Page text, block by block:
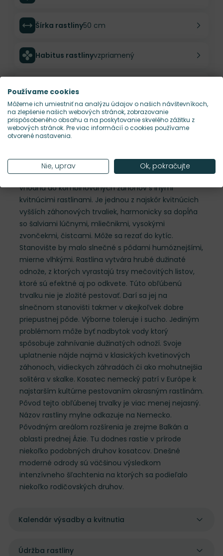
Šírka rastliny50 cm
Habitus rastlinyvzpriamený
Nároky na slnkoS
Popis
Iris g. 'Wine and Roses' je výnimočný vysoký kosatec
s pastelovo ružovým kvetom. Ide o typickú trvalku
vhodnú do kombinovaných záhonov s inými
kvitnúcimi rastlinami. Je jednou z najskôr kvitnúcich
vyšších záhonových trvaliek, harmonicky sa dopĺňa
so šalviami lúčnymi, mliečnikmi, vysokými
zvončekmi, čistcami. Môže sa rezať do kytíc.
Stanovište by malo slnečné s pôdami humóznejšími,
mierne vlhkými. Rastlina vytvára hrubé dužinaté
odnože, z ktorých vyrastajú trsy mečovitých listov,
ktoré sú efektné aj po odkvete. Túto obľúbenú
trvalku nie je zložité pestovať. Darí sa jej na
slnečnom stanovišti takmer v akejkoľvek dobre
priepustnej pôde. Výborne toleruje i sucho. Jediným
problémom môže byť nadbytok vody ktorý
spôsobuje zahnívanie dužinatých odnoží. Svoje
uplatnenie nájde najmä v klasických kvetinových
záhonoch, vidieckych záhradách či ako mohutnejšia
solitéra v skalke. Kosatec nemecký patrí v Európe k
najstarším kultúrne pestovaním okrasným rastlinám.
Pôvod tejto obľúbenej trvalky je viac menej nejasný.
Názov rastliny mylne odkazuje na Nemecko.
Pôvodným areálom rozšírenia je zrejme Balkán a
oblasti prednej Ázie. Tu dodnes rastie v prírode
niekoľko podobných druhov kosatcov. Dnešné
moderné odrody sú väčšinou výsledkom
intenzívneho šľachtenia na ktorých sa podieľalo
niekoľko rodičovských druhov.
Kalendár výsadby a kvitnutia
Údržba rastliny
Používame cookies
Môžeme ich umiestniť na analýzu údajov o našich návštevníkoch,
na zlepšenie našich webových stránok, zobrazovanie
prispôsobeného obsahu a na poskytovanie skvelého zážitku z
webových stránok. Pre viac informácií o cookies používame
otvorené nastavenia.
Nie, uprav Ok, pokračujte